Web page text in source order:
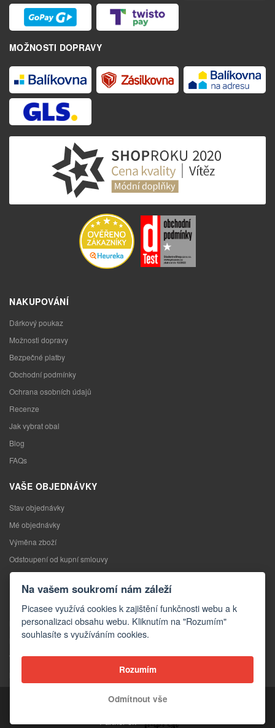
MOŽNOSTI DOPRAVY
NAKUPOVÁNÍ
Dárkový poukaz
Možnosti dopravy
Bezpečné platby
Obchodní podmínky
Ochrana osobních údajů
Recenze
Jak vybrat obal
Blog
FAQs
VAŠE OBJEDNÁVKY
Stav objednávky
Mé objednávky
Výměna zboží
Odstoupení od kupní smlouvy
Reklamace
KONTAKTY
Kontakty
Kontaktní formulář
Velkoobchod
Copyright © 2026 Picasee
Partner of:
Na vašem soukromí nám záleží
Picasee využívá cookies k zajištění funkčnosti webu a k
personalizaci obsahu webu. Kliknutím na "Rozumím"
souhlasíte s využíváním cookies.
Rozumím
Odmítnout vše